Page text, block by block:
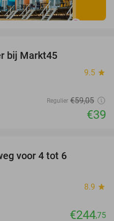
bij Markt45
9.5 star
Regulier €59,05
€39
voor 4 tot 6
8.9 star
€244,75